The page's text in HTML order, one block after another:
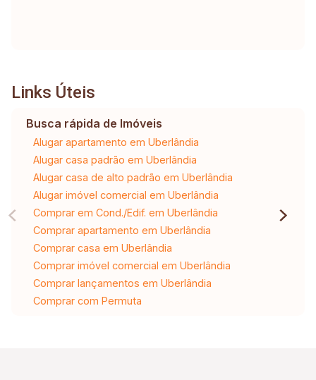
Links Úteis
Busca rápida de Imóveis
Alugar apartamento em Uberlândia
Alugar casa padrão em Uberlândia
Alugar casa de alto padrão em Uberlândia
Alugar imóvel comercial em Uberlândia
Comprar em Cond./Edif. em Uberlândia
Comprar apartamento em Uberlândia
Comprar casa em Uberlândia
Comprar imóvel comercial em Uberlândia
Comprar lançamentos em Uberlândia
Comprar com Permuta